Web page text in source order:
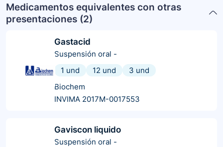
Medicamentos equivalentes con otras
presentaciones (2)
Gastacid
Suspensión oral -
1 und
12 und
3 und
Biochem
INVIMA 2017M-0017553
Gaviscon liquido
Suspensión oral -